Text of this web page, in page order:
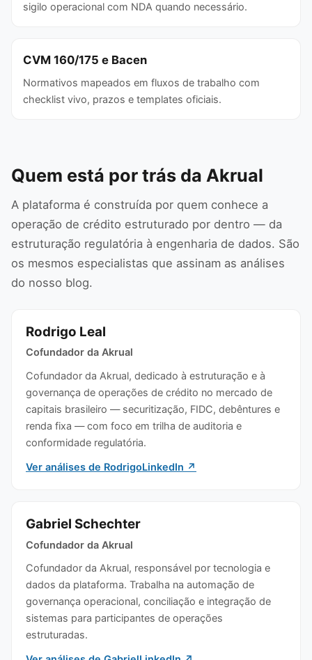
sigilo operacional com NDA quando necessário.
CVM 160/175 e Bacen
Normativos mapeados em fluxos de trabalho com
checklist vivo, prazos e templates oficiais.
Quem está por trás da Akrual
A plataforma é construída por quem conhece a
operação de crédito estruturado por dentro — da
estruturação regulatória à engenharia de dados. São
os mesmos especialistas que assinam as análises
do nosso blog.
Rodrigo Leal
Cofundador da Akrual
Cofundador da Akrual, dedicado à estruturação e à
governança de operações de crédito no mercado de
capitais brasileiro — securitização, FIDC, debêntures e
renda fixa — com foco em trilha de auditoria e
conformidade regulatória.
Ver análises de RodrigoLinkedIn ↗
Gabriel Schechter
Cofundador da Akrual
Cofundador da Akrual, responsável por tecnologia e
dados da plataforma. Trabalha na automação de
governança operacional, conciliação e integração de
sistemas para participantes de operações
estruturadas.